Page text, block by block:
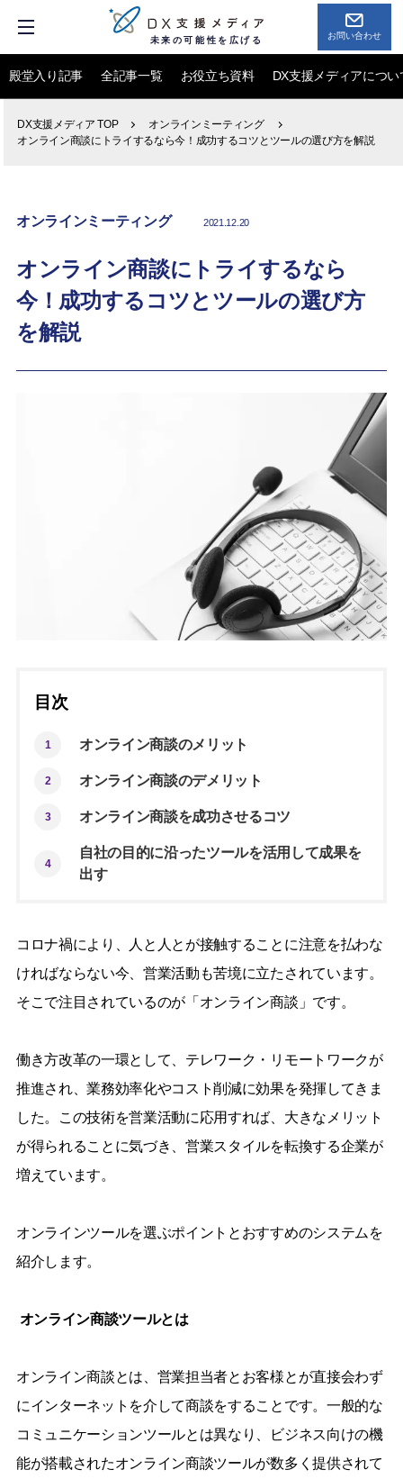
未来の可能性を広げる お問い合わせ
殿堂入り記事 全記事一覧 お役立ち資料 DX支援メディアについ
DX支援メディア TOP
オンラインミーティング
オンライン商談にトライするなら今！成功するコツとツールの選び方を解説
オンラインミーティング 2021.12.20
オンライン商談にトライするなら
今！成功するコツとツールの選び方
を解説
目次
1 オンライン商談のメリット
2 オンライン商談のデメリット
3 オンライン商談を成功させるコツ
4
自社の目的に沿ったツールを活用して成果を
出す
コロナ禍により、人と人とが接触することに注意を払わな
ければならない今、営業活動も苦境に立たされています。
そこで注目されているのが「オンライン商談」です。
働き方改革の一環として、テレワーク・リモートワークが
推進され、業務効率化やコスト削減に効果を発揮してきま
した。この技術を営業活動に応用すれば、大きなメリット
が得られることに気づき、営業スタイルを転換する企業が
増えています。
オンラインツールを選ぶポイントとおすすめのシステムを
紹介します。
オンライン商談ツールとは
オンライン商談とは、営業担当者とお客様とが直接会わず
にインターネットを介して商談をすることです。一般的な
コミュニケーションツールとは異なり、ビジネス向けの機
能が搭載されたオンライン商談ツールが数多く提供されて